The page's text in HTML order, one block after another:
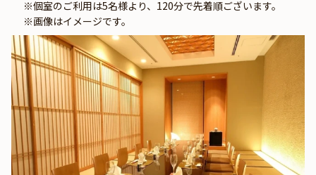
※個室のご利用は5名様より、120分で先着順ございます。
※画像はイメージです。